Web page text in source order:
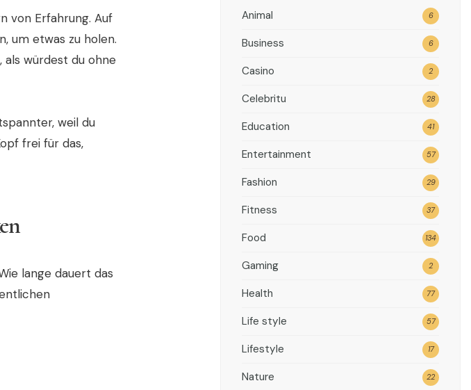
von Erfahrung. Auf
um etwas zu holen.
würdest du ohne
weil du
frei für das,
lange dauert das
Animal 6
Business 6
Casino 2
Celebritu 28
Education 41
Entertainment 57
Fashion 29
Fitness 37
Food 134
Gaming 2
Health 77
Life style 57
Lifestyle 17
Nature 22